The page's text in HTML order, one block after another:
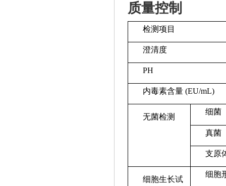
质量控制
检测项目
澄清度
PH
内毒素含量 (EU/mL)
无菌检测
细菌
真菌
支原
细胞生长试
细胞